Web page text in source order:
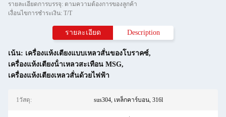
รายละเอียดการบรรจุ: ตามความต้องการของลูกค้า
เงื่อนไขการชำระเงิน: T/T
รายละเอียด Description
เน้น: เครื่องแห้งเตียงแบบเหลวสั่นของโบราคซ์,
เครื่องแห้งเตียงน้ําเหลวสะเทือน MSG,
เครื่องแห้งเตียงเหลวสั่นด้วยไฟฟ้า
1วัสดุ: sus304, เหล็กคาร์บอน, 316l